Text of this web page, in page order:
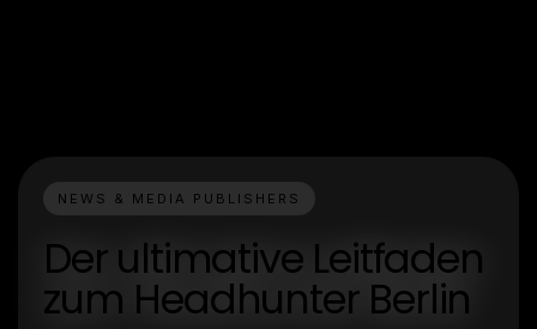
NEWS & MEDIA PUBLISHERS
Der ultimative Leitfaden
zum Headhunter Berlin